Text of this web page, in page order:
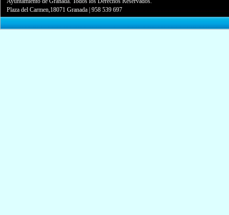
Plaza del Carmen,18071 Granada |958 539 697